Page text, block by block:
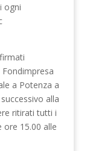
ogni
a Potenza a
alla
ritirati tutti i
ore 15.00 alle